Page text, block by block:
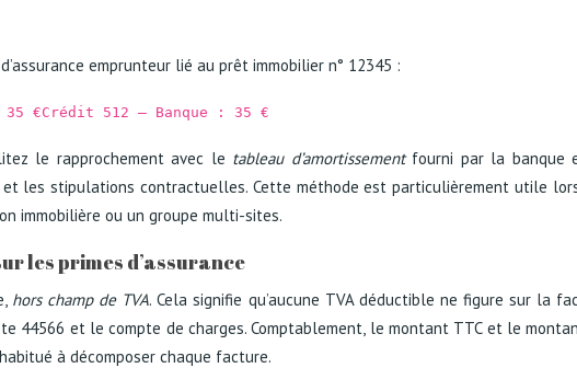
emprunteur lié au prêt immobilier n° 12345 :
35 €Crédit 512 – Banque : 35 €
le rapprochement avec le tableau d’amortissementfourni par la banque
les stipulations contractuelles. Cette méthode est particulièrement utile
immobilière ou un groupe multi-sites.
les primes d’assurance
hors champ de TVA. Cela signifie qu’aucune TVA déductible ne figure sur la
44566 et le compte de charges. Comptablement, le montant TTC et le
à décomposer chaque facture.